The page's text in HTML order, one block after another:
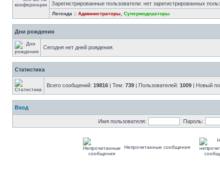
Зарегистрированные пользователи: нет зарегистрированных
Легенда :: Администраторы Супермодераторы
Дни рождения
Сегодня нет дней рождения.
Статистика
Всего сообщений: 19816 | Тем: 739 | Пользователей: 1009 | Новый
Вход
Имя пользователя: Пароль:
Непрочитанные сообщения